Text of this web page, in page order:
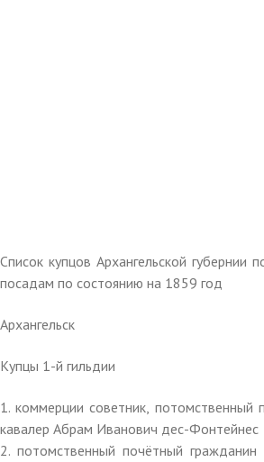
Список купцов Архангельской губернии
посадам по состоянию на 1859 год
Архангельск
Купцы 1-й гильдии
1. коммерции советник, потомственный
кавалер Абрам Иванович дес-Фонтейнес
2. потомственный почётный гражданин